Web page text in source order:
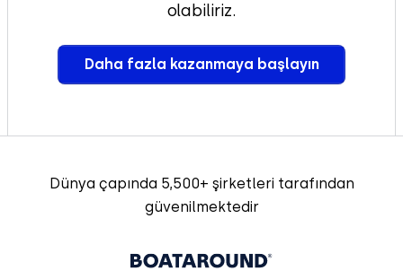
olabiliriz.
Daha fazla kazanmaya başlayın
Dünya çapında 5,500+ şirketleri tarafından
güvenilmektedir